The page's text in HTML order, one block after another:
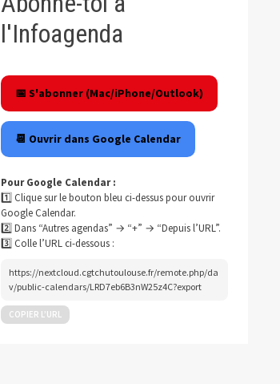
l'Infoagenda
📅 S'abonner (Mac/iPhone/Outlook)
📆 Ouvrir dans Google Calendar
Pour Google Calendar :
1️⃣ Clique sur le bouton bleu ci-dessus pour ouvrir
Google Calendar.
2️⃣ Dans “Autres agendas” → “+” → “Depuis l’URL”.
3️⃣ Colle l’URL ci-dessous :
https://nextcloud.cgtchutoulouse.fr/remote.php/da
v/public-calendars/LRD7eb6B3nW25z4C?export
COPIER L’URL